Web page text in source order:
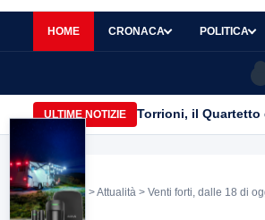
HOME CRONACA POLITICA
ULTIME NOTIZIE Torrioni, il Quartetto
Home >Attualità > Venti forti, dalle 18 di